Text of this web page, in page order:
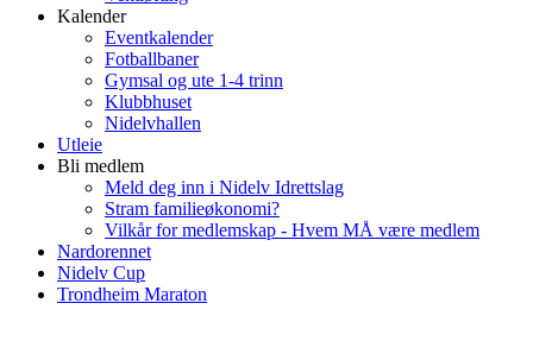
Kalender
Eventkalender
Fotballbaner
Gymsal og ute 1-4 trinn
Klubbhuset
Nidelvhallen
Utleie
Bli medlem
Meld deg inn i Nidelv Idrettslag
Stram familieøkonomi?
Vilkår for medlemskap - Hvem MÅ være medlem
Nardorennet
Nidelv Cup
Trondheim Maraton